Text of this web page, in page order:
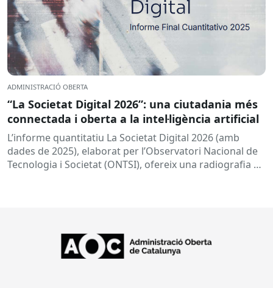
ADMINISTRACIÓ OBERTA
“La Societat Digital 2026”: una ciutadania més
connectada i oberta a la intel·ligència artificial
L’informe quantitatiu La Societat Digital 2026 (amb
dades de 2025), elaborat per l’Observatori Nacional de
Tecnologia i Societat (ONTSI), ofereix una radiografia de